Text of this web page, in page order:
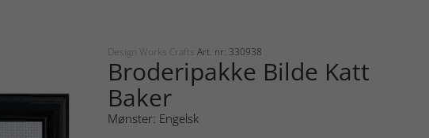
Design Works Crafts Art. nr: 330938
Broderipakke Bilde Katt
Baker
Mønster: Engelsk